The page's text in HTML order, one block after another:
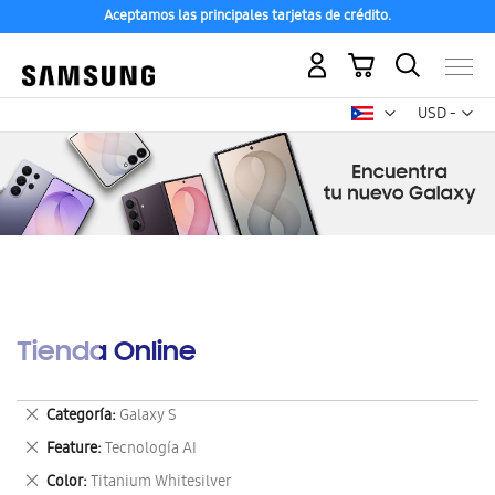
Aceptamos las principales tarjetas de crédito.
USD -
dólar
Mi carrito
Tienda Online
Categoría Galaxy S
Eliminar
este
artículo
Feature Tecnología AI
Eliminar
este
Color Titanium Whitesilver
Eliminar